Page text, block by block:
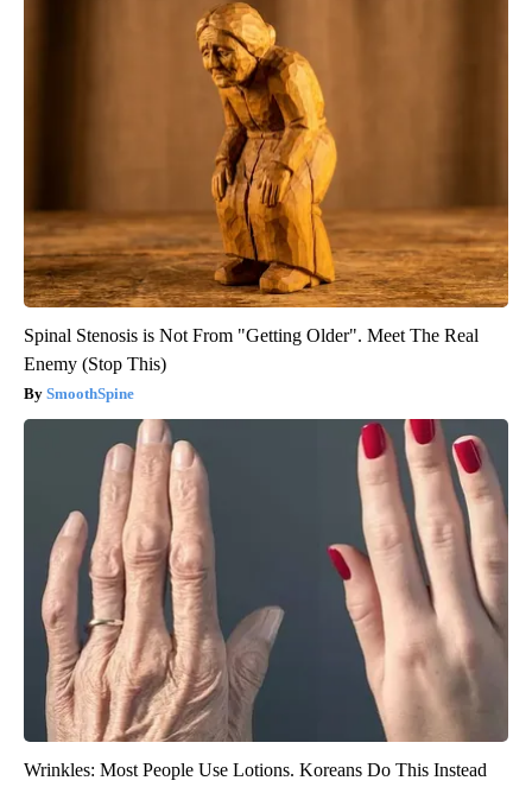
Spinal Stenosis is Not From "Getting Older". Meet The Real
Enemy (Stop This)
SmoothSpine
Wrinkles: Most People Use Lotions. Koreans Do This Instead